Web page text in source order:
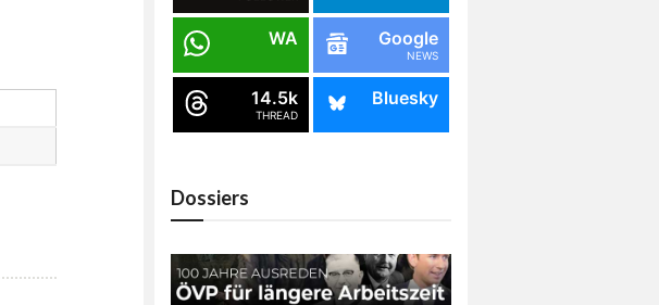
WA Google
NEWS
14.5k
THREAD
Bluesky
Dossiers